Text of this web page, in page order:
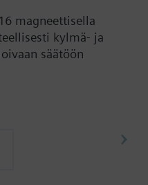
magneettisella
kylmä- ja
säätöön
suljetuissa